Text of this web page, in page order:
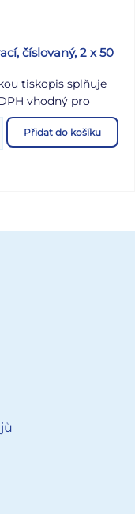
číslovaný, 2 x 50
tiskopis splňuje
vhodný pro
číslovaný formát
je Stvrzenka)
děrováním
Přidat do košíku